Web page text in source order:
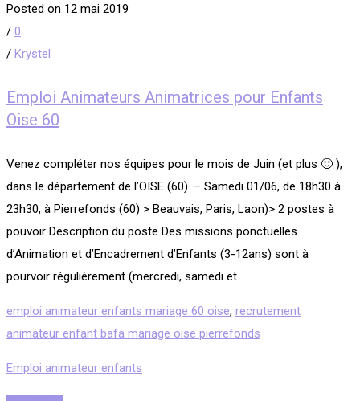
Posted on 12 mai 2019
/ 0
/ Krystel
Emploi Animateurs Animatrices pour Enfants
Oise 60
Venez compléter nos équipes pour le mois de Juin (et plus 🙂 ),
dans le département de l’OISE (60). – Samedi 01/06, de 18h30 à
23h30, à Pierrefonds (60) > Beauvais, Paris, Laon)> 2 postes à
pouvoir Description du poste Des missions ponctuelles
d’Animation et d’Encadrement d’Enfants (3-12ans) sont à
pourvoir régulièrement (mercredi, samedi et
emploi animateur enfants mariage 60 oise, recrutement
animateur enfant bafa mariage oise pierrefonds
Emploi animateur enfants